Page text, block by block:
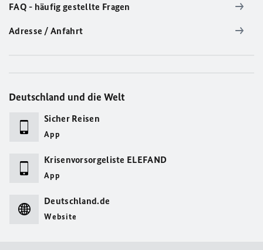
FAQ - häufig gestellte Fragen
Adresse / Anfahrt
Deutschland und die Welt
Sicher Reisen
App
Krisenvorsorgeliste ELEFAND
App
Deutschland.de
Website